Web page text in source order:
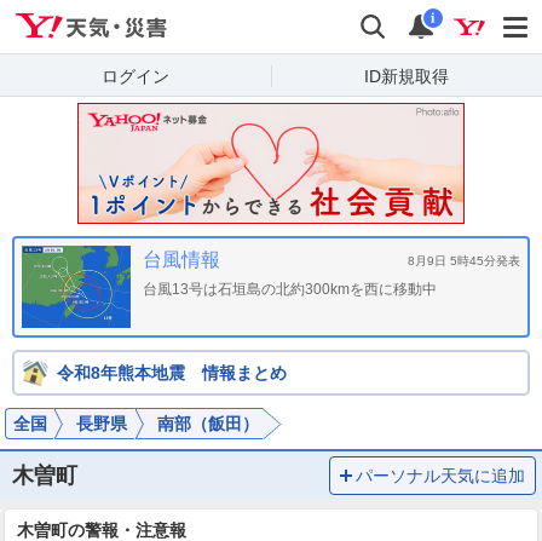
検索 通知
i
ログイン ID新規取得
台風情報 8月9日 5時45分発表
台風13号は石垣島の北約300kmを西に移動中
令和8年熊本地震 情報まとめ
全国 長野県 南部（飯田）
木曽町 パーソナル天気に追加
木曽町の警報・注意報